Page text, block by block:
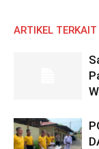
ARTIKEL TERKAIT